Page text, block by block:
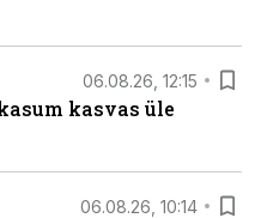
06.08.26, 12:15
kasvas üle
06.08.26, 10:14